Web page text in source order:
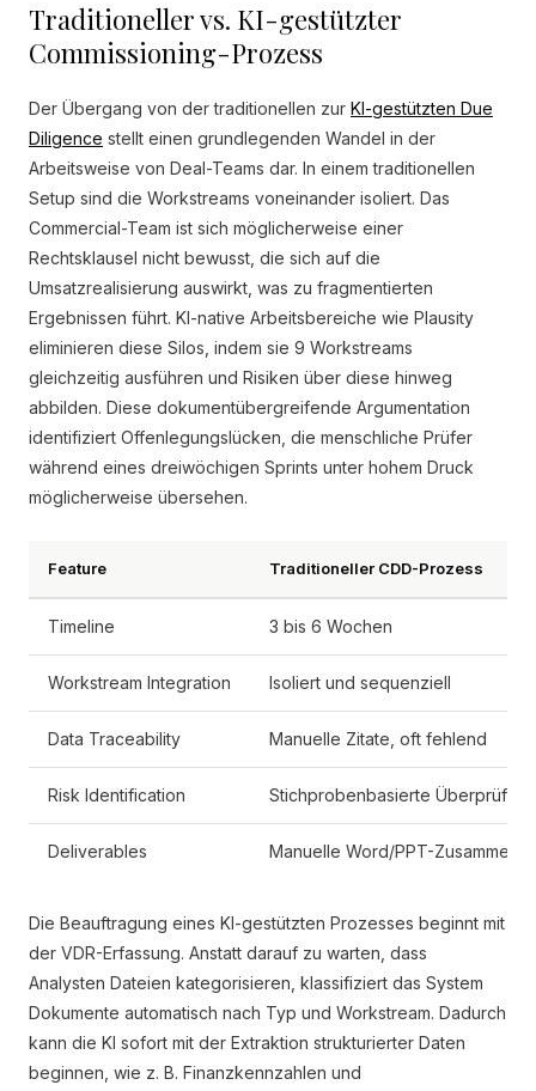
Traditioneller vs. KI-gestützter
Commissioning-Prozess
Der Übergang von der traditionellen zur KI-gestützten Due
Diligence stellt einen grundlegenden Wandel in der
Arbeitsweise von Deal-Teams dar. In einem traditionellen
Setup sind die Workstreams voneinander isoliert. Das
Commercial-Team ist sich möglicherweise einer
Rechtsklausel nicht bewusst, die sich auf die
Umsatzrealisierung auswirkt, was zu fragmentierten
Ergebnissen führt. KI-native Arbeitsbereiche wie Plausity
eliminieren diese Silos, indem sie 9 Workstreams
gleichzeitig ausführen und Risiken über diese hinweg
abbilden. Diese dokumentübergreifende Argumentation
identifiziert Offenlegungslücken, die menschliche Prüfer
während eines dreiwöchigen Sprints unter hohem Druck
möglicherweise übersehen.
Feature Traditioneller CDD-Prozess
Timeline 3 bis 6 Wochen
Workstream Integration Isoliert und sequenziell
Data Traceability Manuelle Zitate, oft fehlend
Risk Identification Stichprobenbasierte Überprüfung
Deliverables Manuelle Word/PPT-
Die Beauftragung eines KI-gestützten Prozesses beginnt mit
der VDR-Erfassung. Anstatt darauf zu warten, dass
Analysten Dateien kategorisieren, klassifiziert das System
Dokumente automatisch nach Typ und Workstream. Dadurch
kann die KI sofort mit der Extraktion strukturierter Daten
beginnen, wie z. B. Finanzkennzahlen und